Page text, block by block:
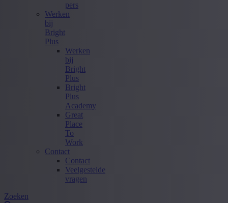
pers
Werken
bij
Bright
Plus
Werken
bij
Bright
Plus
Bright
Plus
Academy
Great
Place
To
Work
Contact
Contact
Veelgestelde
vragen
Zoeken